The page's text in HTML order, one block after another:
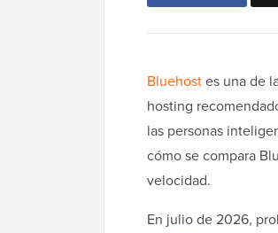
Bluehostes una de
hosting
las personas
cómo se compara
velocidad.
En julio de 2026,